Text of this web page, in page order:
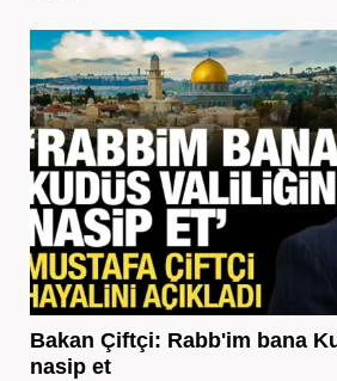
Bakan Çiftçi: Rabb'im bana
nasip et